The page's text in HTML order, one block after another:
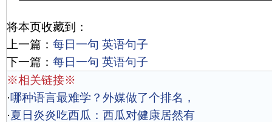
将本页收藏到：
上一篇： 每日一句 英语句子
下一篇： 每日一句 英语句子
※相关链接※
·哪种语言最难学？外媒做了个排名，
·夏日炎炎吃西瓜：西瓜对健康居然有